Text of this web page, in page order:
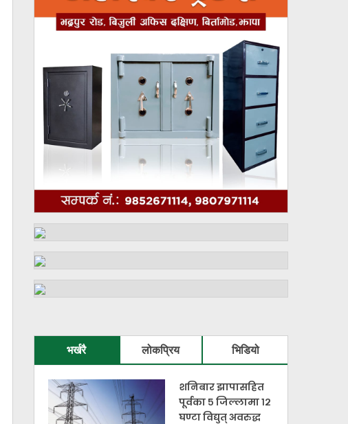
भर्खरै लोकप्रिय भिडियो
शनिबार झापासहित
पूर्वका ५ जिल्लामा १२
घण्टा विद्युत् अवरुद्ध